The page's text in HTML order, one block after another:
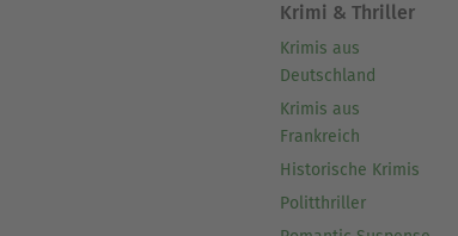
Krimi & Thriller
Krimis aus
Deutschland
Krimis aus
Frankreich
Historische Krimis
Politthriller